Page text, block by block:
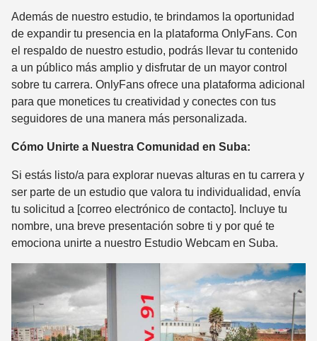
Además de nuestro estudio, te brindamos la oportunidad
de expandir tu presencia en la plataforma OnlyFans. Con
el respaldo de nuestro estudio, podrás llevar tu contenido
a un público más amplio y disfrutar de un mayor control
sobre tu carrera. OnlyFans ofrece una plataforma adicional
para que monetices tu creatividad y conectes con tus
seguidores de una manera más personalizada.
Cómo Unirte a Nuestra Comunidad en Suba:
Si estás listo/a para explorar nuevas alturas en tu carrera y
ser parte de un estudio que valora tu individualidad, envía
tu solicitud a [correo electrónico de contacto]. Incluye tu
nombre, una breve presentación sobre ti y por qué te
emociona unirte a nuestro Estudio Webcam en Suba.